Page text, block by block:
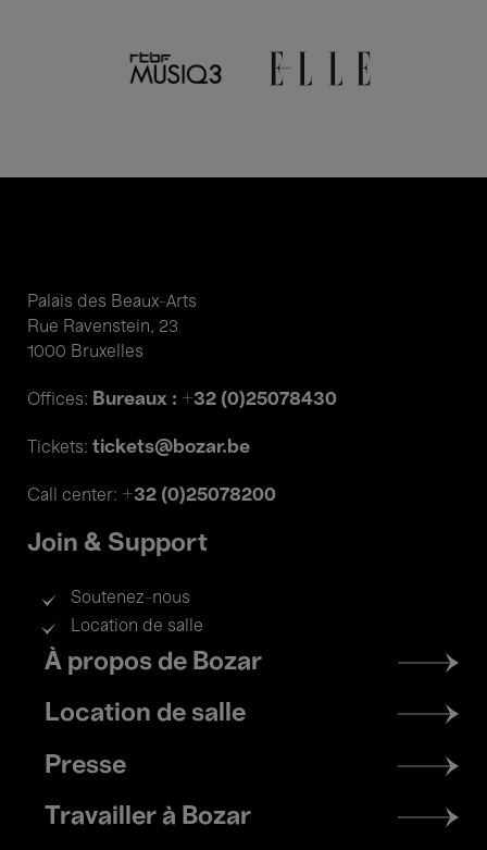
Palais des Beaux-Arts
Rue Ravenstein, 23
1000 Bruxelles
Offices: Bureaux : +32 (0)25078430
Tickets: tickets@bozar.be
Call center: +32 (0)25078200
Join & Support
Soutenez-nous
Location de salle
Footer
menu
À propos de Bozar
Location de salle
Presse
Travailler à Bozar